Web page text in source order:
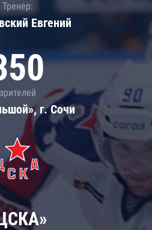
Тренер:
Евгений
зрителей
г. Сочи